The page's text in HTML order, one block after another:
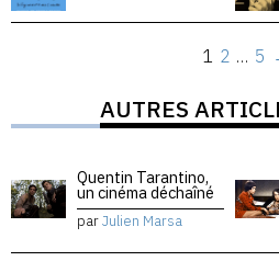
1 2 … 5
AUTRES
Quentin Tarantino,
un cinéma déchaîné
parJulien Marsa